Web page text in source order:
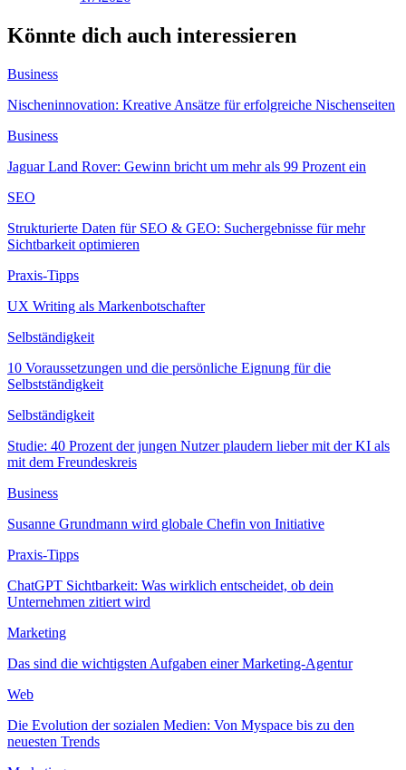
Könnte dich auch interessieren
Business
Nischeninnovation: Kreative Ansätze für erfolgreiche Nischenseiten
Business
Jaguar Land Rover: Gewinn bricht um mehr als 99 Prozent ein
SEO
Strukturierte Daten für SEO & GEO: Suchergebnisse für mehr
Sichtbarkeit optimieren
Praxis-Tipps
UX Writing als Markenbotschafter
Selbständigkeit
10 Voraussetzungen und die persönliche Eignung für die
Selbstständigkeit
Selbständigkeit
Studie: 40 Prozent der jungen Nutzer plaudern lieber mit der KI als
mit dem Freundeskreis
Business
Susanne Grundmann wird globale Chefin von Initiative
Praxis-Tipps
ChatGPT Sichtbarkeit: Was wirklich entscheidet, ob dein
Unternehmen zitiert wird
Marketing
Das sind die wichtigsten Aufgaben einer Marketing-Agentur
Web
Die Evolution der sozialen Medien: Von Myspace bis zu den
neuesten Trends